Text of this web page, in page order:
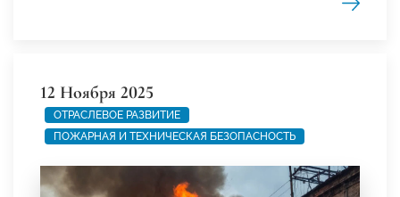
12 Ноября 2025
ОТРАСЛЕВОЕ РАЗВИТИЕ
ПОЖАРНАЯ И ТЕХНИЧЕСКАЯ БЕЗОПАСНОСТЬ